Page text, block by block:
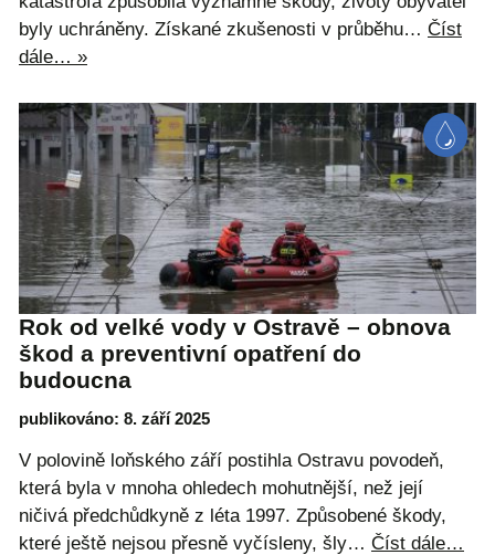
byly uchráněny. Získané zkušenosti v průběhu… Číst
dále… »
Rok od velké vody v Ostravě – obnova
škod a preventivní opatření do
budoucna
publikováno: 8. září 2025
V polovině loňského září postihla Ostravu povodeň,
která byla v mnoha ohledech mohutnější, než její
ničivá předchůdkyně z léta 1997. Způsobené škody,
které ještě nejsou přesně vyčísleny, šly… Číst dále…